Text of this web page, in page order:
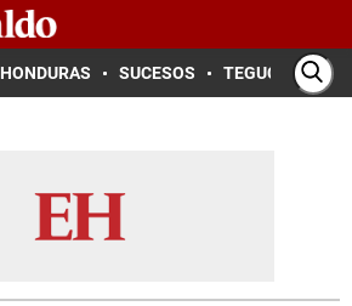
HONDURAS SUCESOS TEGUCIGALPA